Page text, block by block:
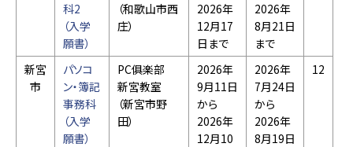
科2
（入学
願書）
（和歌山市西
庄）
2026年
12月17
日まで
2026年
8月21日
まで
新宮
市
パソコ
ン・簿記
事務科
（入学
願書）
PC俱楽部
新宮教室
（新宮市野
田）
2026年
9月11日
から
2026年
12月10
2026年
7月24日
から
2026年
8月19日
12